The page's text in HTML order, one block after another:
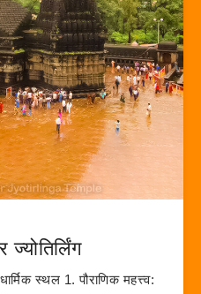
ज्योतिर्लिंग
स्थल 1. पौराणिक महत्त्व: